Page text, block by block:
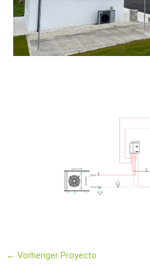
← Vorheriger Proyecto